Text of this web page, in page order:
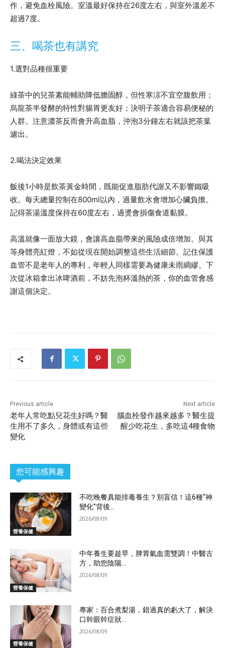
作，避免血栓風險。室溫最好保持在26度左右，與室外溫差不
超過7度。
三、喝茶也有講究
1.選對品種很重要
綠茶中的兒茶素能輔助降低膽固醇，但性寒涼不宜空腹飲用；
烏龍茶半發酵的特性對腸胃更友好；決明子茶適合容易便秘的
人群。注意濃茶反而會升高血脂，沖泡3分鐘左右就該把茶葉
濾出。
2.喝法決定效果
飯後1小時是飲茶黃金時間，既能促進脂肪代謝又不影響鐵吸
收。每天總量控制在800ml以內，過量飲水會增加心臟負擔。
記得茶湯溫度保持在60度左右，過燙會損傷食道黏膜。
高溫就像一面放大鏡，會讓高血脂帶來的風險成倍增加。與其
等身體亮紅燈，不如從現在開始調整這些生活細節。記住保護
血管不是老年人的專利，年輕人同樣需要為健康未雨綢繆。下
次從冰箱拿出冰啤酒前，不妨先泡杯溫熱的茶，你的血管會感
謝這個決定。
Previous article
老年人常吃點兒花生好嗎？醫
生用不了多久，身體或有這些
變化
Next article
腦血栓發作越來越多？醫生提
醒少吃花生，多吃這4種食物
您可能感興趣
營養保健
不吃晚餐真能排毒養生？別盲信！這6種“神
變化”背後...
2026/08/09
營養保健
中年養生要趁早，脾胃氣血需雙調！中醫古
方，助您陰陽...
2026/08/09
營養保健
專家：百合煮梨湯，錯過真的虧大了，解決
口幹眼幹症狀...
2026/08/09